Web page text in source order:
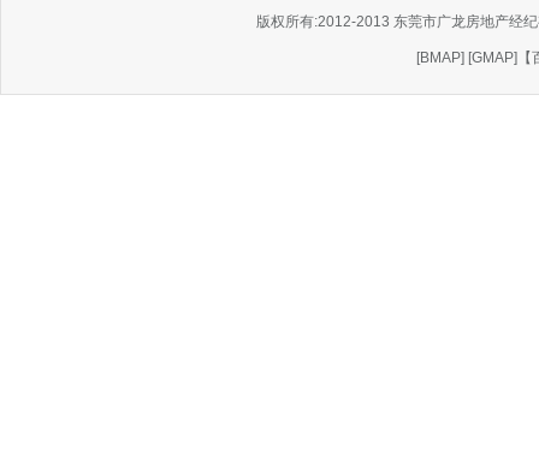
版权所有:2012-2013 东莞市广龙房地产经
[BMAP] [GMAP]